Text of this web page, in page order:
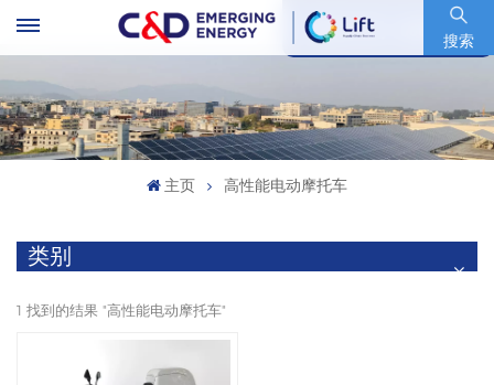
搜索
股票代码 : 600153.SH
主页 高性能电动摩托车
类别
1 找到的结果 "高性能电动摩托车"